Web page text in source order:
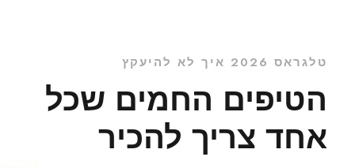
טלגראס 2026 איך לא להיעקץ
הטיפים החמים שכל
אחד צריך להכיר